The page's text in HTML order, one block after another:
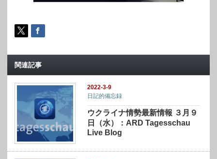
関連記事
2022-3-9
日記的備忘録
ウクライナ情勢最新情報 ３月９
日（水）：ARD Tagesschau
Live Blog